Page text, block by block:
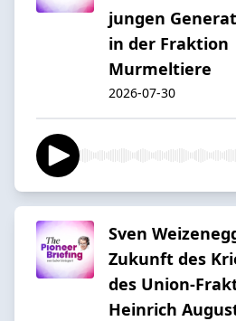
jungen
in der Fraktion
Murmeltiere
2026-07-30
Sven
Zukunft des
des Union-
Heinrich